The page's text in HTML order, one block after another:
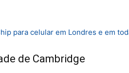
para celular em Londres e em
de Cambridge